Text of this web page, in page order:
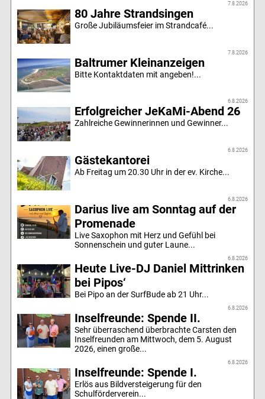
7.8.2026
80 Jahre Strandsingen
Große Jubiläumsfeier im Strandcafé...
7.8.2026
Baltrumer Kleinanzeigen
Bitte Kontaktdaten mit angeben!...
6.8.2026
Erfolgreicher JeKaMi-Abend 26
Zahlreiche Gewinnerinnen und Gewinner...
6.8.2026
Gästekantorei
Ab Freitag um 20.30 Uhr in der ev. Kirche...
6.8.2026
Darius live am Sonntag auf der
Promenade
Live Saxophon mit Herz und Gefühl bei
Sonnenschein und guter Laune...
6.8.2026
Heute Live-DJ Daniel Mittrinken
bei Pipos‘
Bei Pipo an der SurfBude ab 21 Uhr...
6.8.2026
Inselfreunde: Spende II.
Sehr überraschend überbrachte Carsten den
Inselfreunden am Mittwoch, dem 5. August
2026, einen große...
6.8.2026
Inselfreunde: Spende I.
Erlös aus Bildversteigerung für den
Schulförderverein...